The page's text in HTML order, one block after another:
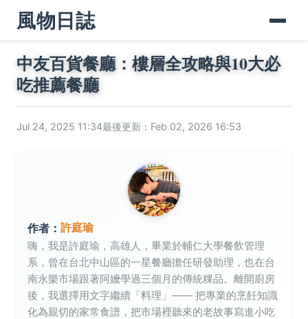
風物日誌
中友百貨餐廳：樓層全攻略與10大必
吃推薦餐廳
Jul 24, 2025 11:34最後更新：Feb 02, 2026 16:53
作者： 許庭瑜
嗨，我是許庭瑜，高雄人，畢業於輔仁大學餐飲管理
系，曾在台北中山區的一星餐廳擔任研發助理，也在台
南永樂市場跟著阿嬤學過三個月的傳統粿品。離開廚房
後，我選擇用文字繼續「料理」—— 把專業的烹飪知識
化為親切的家常食譜，把市場裡聽來的老故事寫進小吃